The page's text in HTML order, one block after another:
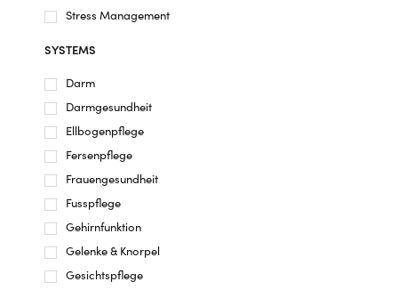
Stress Management
SYSTEMS
Darm
Darmgesundheit
Ellbogenpflege
Fersenpflege
Frauengesundheit
Fusspflege
Gehirnfunktion
Gelenke & Knorpel
Gesichtspflege